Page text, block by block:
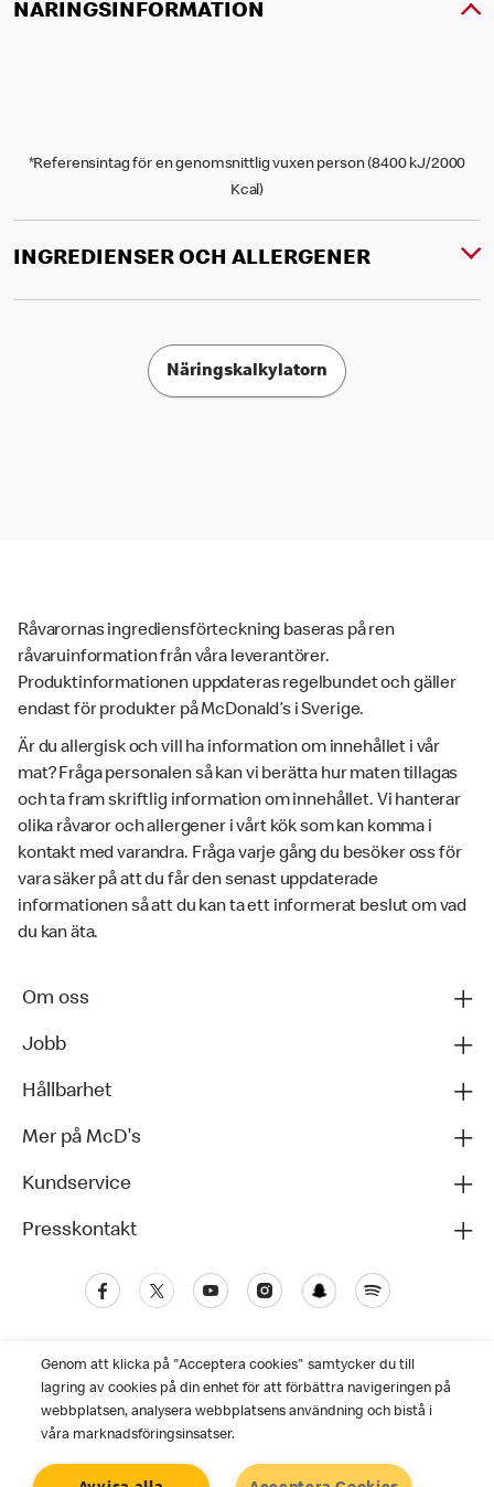
NÄRINGSINFORMATION
*Referensintag för en genomsnittlig vuxen person (8400 kJ/2000
Kcal)
INGREDIENSER OCH ALLERGENER
Näringskalkylatorn
Råvarornas ingrediensförteckning baseras på ren
råvaruinformation från våra leverantörer.
Produktinformationen uppdateras regelbundet och gäller
endast för produkter på McDonald’s i Sverige.
Är du allergisk och vill ha information om innehållet i vår
mat? Fråga personalen så kan vi berätta hur maten tillagas
och ta fram skriftlig information om innehållet. Vi hanterar
olika råvaror och allergener i vårt kök som kan komma i
kontakt med varandra. Fråga varje gång du besöker oss för
vara säker på att du får den senast uppdaterade
informationen så att du kan ta ett informerat beslut om vad
du kan äta.
Om oss
Jobb
Hållbarhet
Mer på McD's
Kundservice
Presskontakt
Kundservice
Genom att klicka på "Acceptera cookies" samtycker du till
lagring av cookies på din enhet för att förbättra navigeringen på
webbplatsen, analysera webbplatsens användning och bistå i
våra marknadsföringsinsatser.